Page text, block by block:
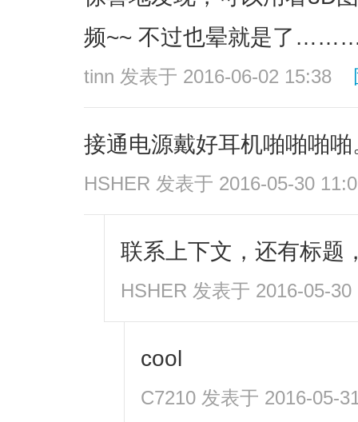
频~~ 不过也晕就是了
tinn 发表于 2016-06-02 15:38
接通电源戴好耳机啪啪啪
HSHER 发表于 2016-05-30
联系上下文，还有标题
HSHER 发表于 2016-05-30
cool
C7210 发表于 2016-05-